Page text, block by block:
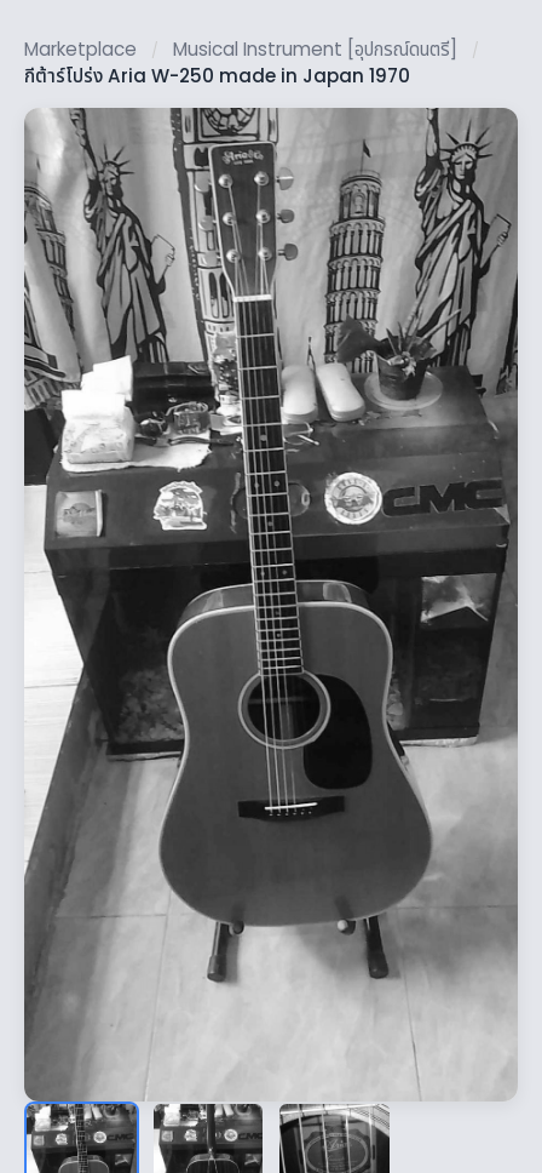
Marketplace / Musical Instrument [อุปกรณ์ดนตรี] /
กีต้าร์โปร่ง Aria W-250 made in Japan 1970